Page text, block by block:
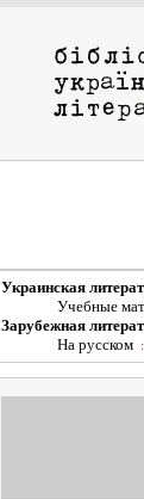
Украинская
Учебные
Зарубежная
На русском
: